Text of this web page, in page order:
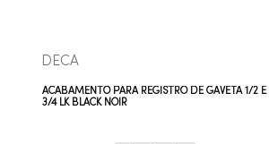
DECA
ACABAMENTO PARA REGISTRO DE GAVETA 1/2 E
3/4 LK BLACK NOIR